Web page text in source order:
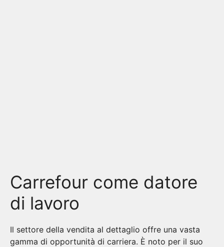
Carrefour come datore
di lavoro
Il settore della vendita al dettaglio offre una vasta
gamma di opportunità di carriera. È noto per il suo